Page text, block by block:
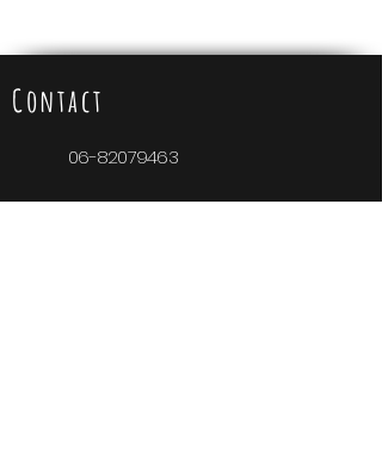
Contact
06-82079463